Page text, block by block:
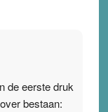
de eerste druk
bestaan: